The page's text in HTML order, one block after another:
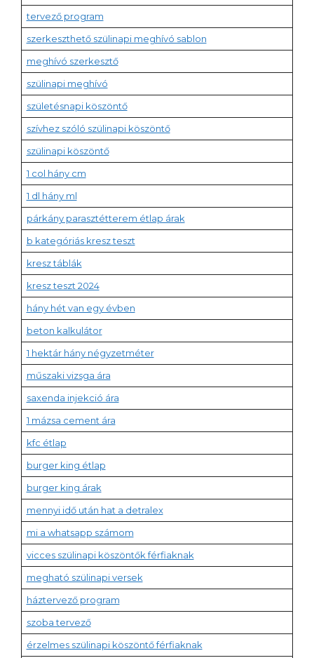
tervező program
szerkeszthető szülinapi meghívó sablon
meghívó szerkesztő
szülinapi meghívó
születésnapi köszöntő
szívhez szóló szülinapi köszöntő
szülinapi köszöntő
1 col hány cm
1 dl hány ml
párkány parasztétterem étlap árak
b kategóriás kresz teszt
kresz táblák
kresz teszt 2024
hány hét van egy évben
beton kalkulátor
1 hektár hány négyzetméter
műszaki vizsga ára
saxenda injekció ára
1 mázsa cement ára
kfc étlap
burger king étlap
burger king árak
mennyi idő után hat a detralex
mi a whatsapp számom
vicces szülinapi köszöntők férfiaknak
megható szülinapi versek
háztervező program
szoba tervező
érzelmes szülinapi köszöntő férfiaknak